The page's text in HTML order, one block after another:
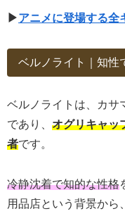
▶︎アニメに登場する全
ベルノライト｜知性
ベルノライトは、カサ
であり、 オグリキャッ
者です。
冷静沈着で知的な性格
用品店という背景から